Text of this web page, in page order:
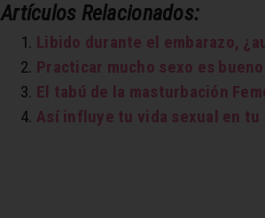
Artículos Relacionados:
Libido durante el embarazo,
Practicar mucho sexo es
El tabú de la masturbación
Así influye tu vida sexual en